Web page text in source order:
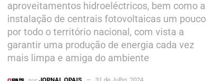
aproveitamentos hidroeléctricos, bem como a
instalação de centrais fotovoltaicas um pouco
por todo o território nacional, com vista a
garantir uma produção de energia cada vez
mais limpa e amiga do ambiente